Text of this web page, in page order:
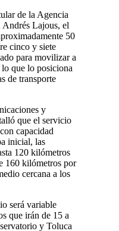
de la Agencia
Andrés Lajous, el
50
cinco y siete
para movilizar a
que lo posiciona
de transporte
y
que el servicio
capacidad
inicial, las
120 kilómetros
160 kilómetros por
cercana a los
será variable
que irán de 15 a
y Toluca